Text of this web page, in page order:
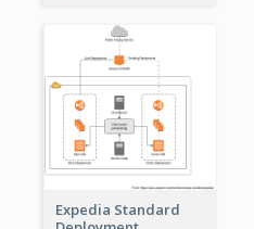
Expedia Standard